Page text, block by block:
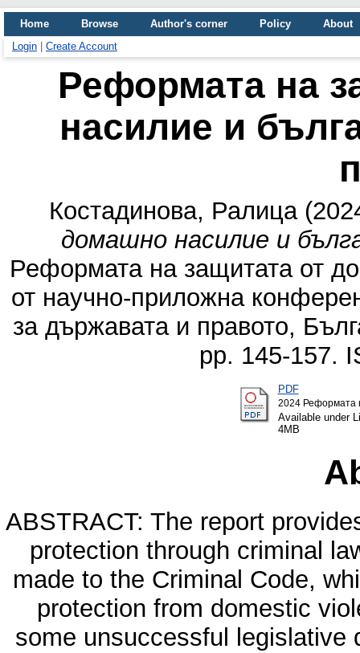
Home Browse Author's corner Policy
About
Login
Create Account
Реформата на
насилие и
Костадинова, Ралица
домашно насилие и
Реформата на защитата от
от научно-приложна
за държавата и правото,
pp. 145-157.
PDF
2024 Реформата
Available under
4MB
ABSTRACT: The report
protection through criminal
made to the Criminal Code,
protection from domestic
some unsuccessful legislative